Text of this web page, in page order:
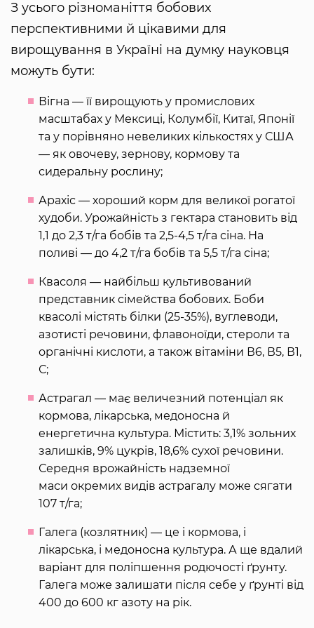
З усього різноманіття бобових
перспективними й цікавими для
вирощування в Україні на думку науковця
можуть бути:
Вігна — її вирощують у промислових
масштабах у Мексиці, Колумбії, Китаї, Японії
та у порівняно невеликих кількостях у США
― як овочеву, зернову, кормову та
сидеральну рослину;
Арахіс ― хороший корм для великої рогатої
худоби. Урожайність з гектара становить від
1,1 до 2,3 т/га бобів та 2,5-4,5 т/га сіна. На
поливі ― до 4,2 т/га бобів та 5,5 т/га сіна;
Квасоля — найбільш культивований
представник сімейства бобових. Боби
квасолі містять білки (25-35%), вуглеводи,
азотисті речовини, флавоноїди, стероли та
органічні кислоти, а також вітаміни В6, В5, В1,
С;
Астрагал ― має величезний потенціал як
кормова, лікарська, медоносна й
енергетична культура. Містить: 3,1% зольних
залишків, 9% цукрів, 18,6% сухої речовини.
Середня врожайність надземної
маси окремих видів астрагалу може сягати
107 т/га;
Галега (козлятник) ― це і кормова, і
лікарська, і медоносна культура. А ще вдалий
варіант для поліпшення родючості ґрунту.
Галега може залишати після себе у ґрунті від
400 до 600 кг азоту на рік.